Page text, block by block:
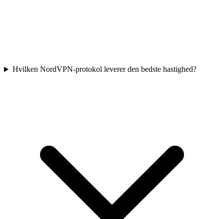
Hvilken NordVPN-protokol leverer den bedste hastighed?